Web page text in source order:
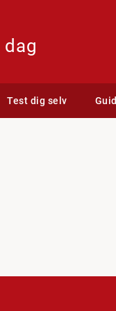
Test dig selv